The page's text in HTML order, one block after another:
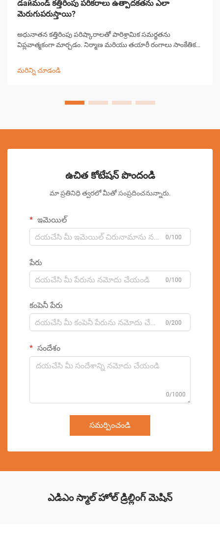
డайమండ్ కత్తిరింపు పరికరాలు ఉత్పాదకతను ఎలా
మెరుగుపరుస్తాయి?
అధునాతన కత్తిరింపు పరిష్కారాలతో పారిశ్రామిక సమర్థతను
విప్లవాత్మకంగా మార్చడం. నిర్మాణ మరియు తయారీ రంగాలు సాంకేతిక
మరిన్ని చూడండి
ఉచిత కోటేషన్ పొందండి
మా ప్రతినిధి త్వరలో మీతో సంప్రదించనున్నారు.
ఇమెయిల్
0/100
పేరు
0/100
కంపెనీ పేరు
0/200
సందేశం
0/1000
సమర్పించండి
ఎడిఎం స్మాల్ హోల్ డ్రిల్లింగ్ మెషిన్